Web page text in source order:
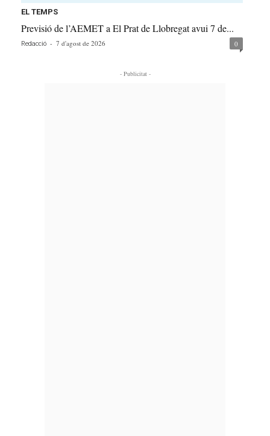
EL TEMPS
Previsió de l’AEMET a El Prat de Llobregat avui 7 de...
Redacció - 7 d'agost de 2026 0
- Publicitat -